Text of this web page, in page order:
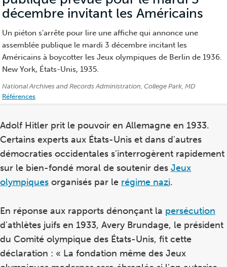
décembre invitant les Américains
Un piéton s'arrête pour lire une affiche qui annonce une
assemblée publique le mardi 3 décembre incitant les
Américains à boycotter les Jeux olympiques de Berlin de 1936.
New York, États-Unis, 1935.
Crédits:
National Archives and Records Administration, College Park, MD
Références
Adolf Hitler prit le pouvoir en Allemagne en 1933.
Certains experts aux États-Unis et dans d'autres
démocraties occidentales s'interrogèrent rapidement
sur le bien-fondé moral de soutenir des Jeux
olympiques organisés par le régime nazi.
En réponse aux rapports dénonçant la persécution
d'athlètes juifs en 1933, Avery Brundage, le président
du Comité olympique des États-Unis, fit cette
déclaration : « La fondation même des Jeux